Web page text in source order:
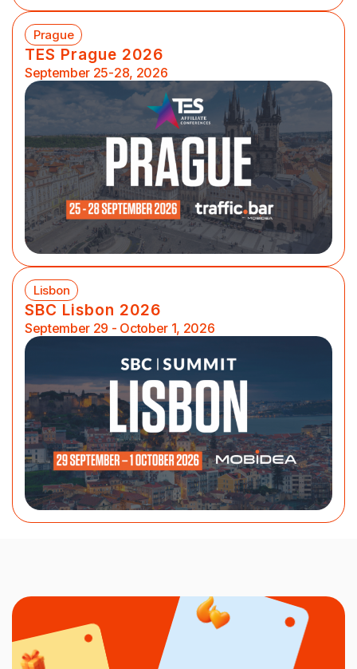
Prague
TES Prague 2026
September 25-28, 2026
Lisbon
SBC Lisbon 2026
September 29 - October 1, 2026